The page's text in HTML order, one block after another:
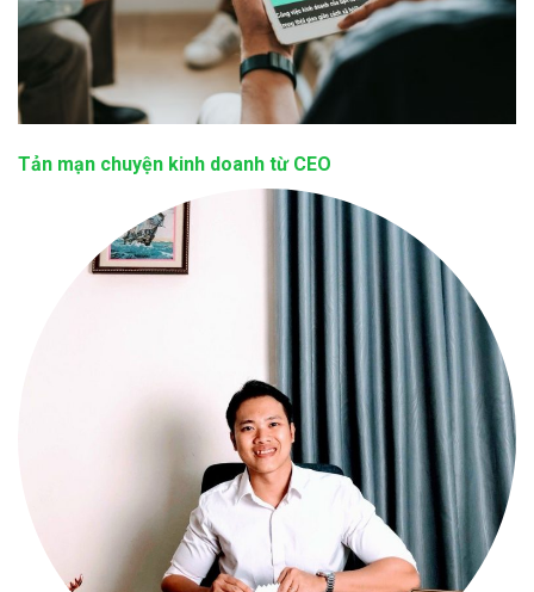
Tản mạn chuyện kinh doanh từ CEO